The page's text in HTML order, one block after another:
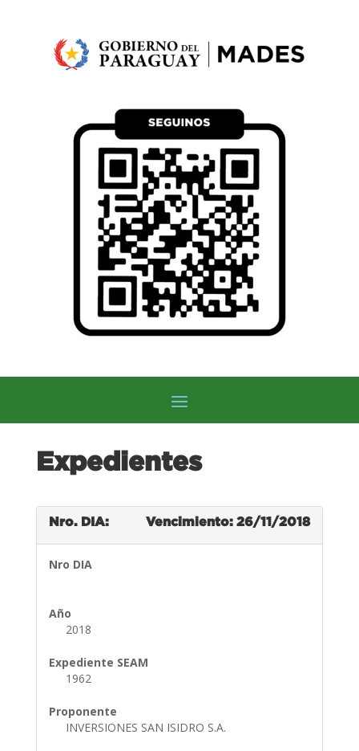
Expedientes
Nro. DIA: Vencimiento: 26/11/2018
Nro DIA
Año
2018
Expediente SEAM
1962
Proponente
INVERSIONES SAN ISIDRO S.A.